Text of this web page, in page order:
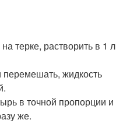
терке, растворить в 1 л
жидкость
в точной пропорции и
же.